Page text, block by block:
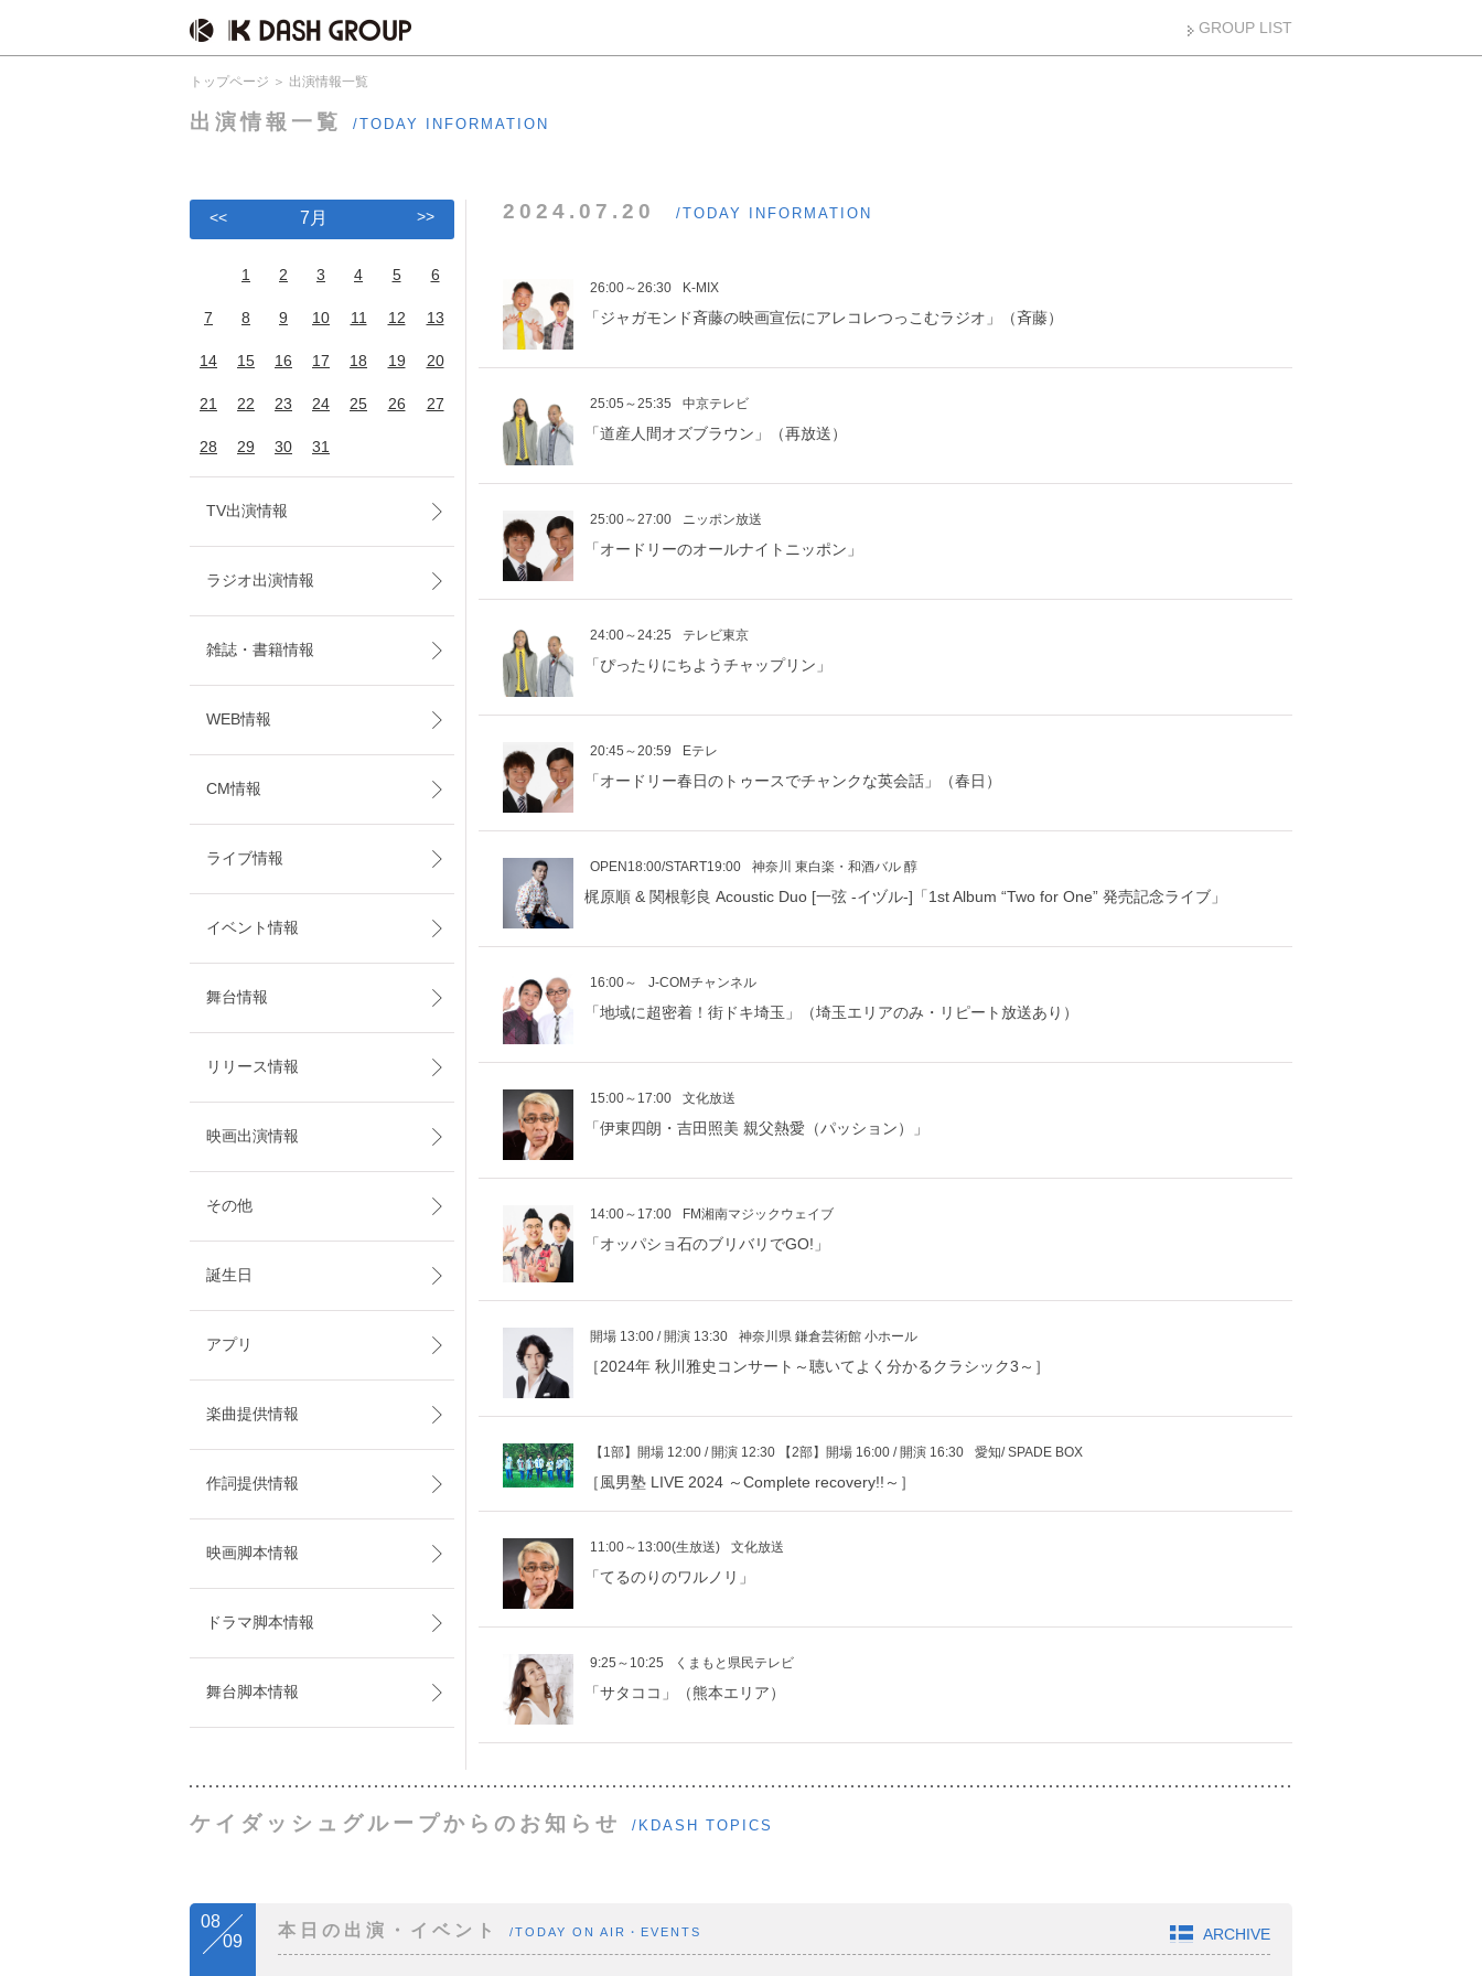
GROUP LIST
トップページ 出演情報一覧
出演情報一覧 /TODAY INFORMATION
2024.07.20 /TODAY INFORMATION
26:00～26:30 K-MIX
「ジャガモンド斉藤の映画宣伝にアレコレつっこむラジオ」（斉藤）
25:05～25:35 中京テレビ
「道産人間オズブラウン」（再放送）
25:00～27:00 ニッポン放送
「オードリーのオールナイトニッポン」
24:00～24:25 テレビ東京
「ぴったりにちようチャップリン」
20:45～20:59 Eテレ
「オードリー春日のトゥースでチャンクな英会話」（春日）
OPEN18:00/START19:00 神奈川 東白楽・和酒バル 醇
梶原順 & 関根彰良 Acoustic Duo [一弦 -イヅル-]「1st Album “Two for One” 発売記念ライブ」
16:00～ J-COMチャンネル
「地域に超密着！街ドキ埼玉」（埼玉エリアのみ・リピート放送あり）
15:00～17:00 文化放送
「伊東四朗・吉田照美 親父熱愛（パッション）」
14:00～17:00 FM湘南マジックウェイブ
「オッパショ石のブリバリでGO!」
開場 13:00 / 開演 13:30 神奈川県 鎌倉芸術館 小ホール
［2024年 秋川雅史コンサート～聴いてよく分かるクラシック3～］
【1部】開場 12:00 / 開演 12:30 【2部】開場 16:00 / 開演 16:30 愛知/ SPADE BOX
［風男塾 LIVE 2024 ～Complete recovery!!～］
11:00～13:00(生放送) 文化放送
「てるのりのワルノリ」
9:25～10:25 くまもと県民テレビ
「サタココ」（熊本エリア）
<< 7月 >>
1 2 3 4 5 6
7 8 9 10 11 12 13
14 15 16 17 18 19 20
21 22 23 24 25 26 27
28 29 30 31
TV出演情報
ラジオ出演情報
雑誌・書籍情報
WEB情報
CM情報
ライブ情報
イベント情報
舞台情報
リリース情報
映画出演情報
その他
誕生日
アプリ
楽曲提供情報
作詞提供情報
映画脚本情報
ドラマ脚本情報
舞台脚本情報
ケイダッシュグループからのお知らせ /KDASH TOPICS
08
09
本日の出演・イベント /TODAY ON AIR・EVENTS ARCHIVE